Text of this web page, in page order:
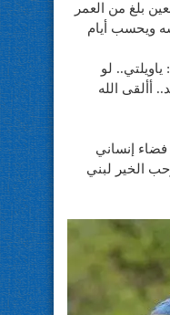
بلغ من العمر
ويحسب أيام
: ياويلتي.. لو
أألقى الله
فضاء إنساني
الخير لبني